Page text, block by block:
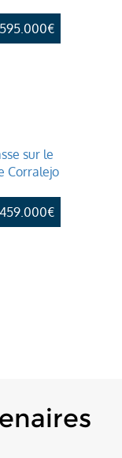
595.000€
à
459.000€
sur
de